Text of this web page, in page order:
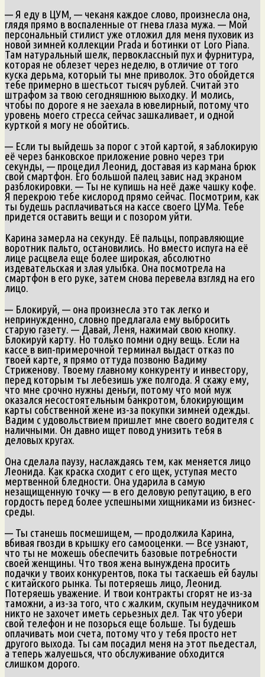
— Я еду в ЦУМ, — чеканя каждое слово, произнесла она,
глядя прямо в воспаленные от гнева глаза мужа. — Мой
персональный стилист уже отложил для меня пуховик из
новой зимней коллекции Prada и ботинки от Loro Piana.
Там натуральный шелк, первоклассный пух и фурнитура,
которая не облезет через неделю, в отличие от того
куска дерьма, который ты мне приволок. Это обойдется
тебе примерно в шестьсот тысяч рублей. Считай это
штрафом за твою сегодняшнюю выходку. И молись,
чтобы по дороге я не заехала в ювелирный, потому что
уровень моего стресса сейчас зашкаливает, и одной
курткой я могу не обойтись.
— Если ты выйдешь за порог с этой картой, я заблокирую
её через банковское приложение ровно через три
секунды, — процедил Леонид, доставая из кармана брюк
свой смартфон. Его большой палец завис над экраном
разблокировки. — Ты не купишь на неё даже чашку кофе.
Я перекрою тебе кислород прямо сейчас. Посмотрим, как
ты будешь расплачиваться на кассе своего ЦУМа. Тебе
придется оставить вещи и с позором уйти.
Карина замерла на секунду. Её пальцы, поправляющие
воротник пальто, остановились. Но вместо испуга на её
лице расцвела еще более широкая, абсолютно
издевательская и злая улыбка. Она посмотрела на
смартфон в его руке, затем снова перевела взгляд на его
лицо.
— Блокируй, — она произнесла это так легко и
непринужденно, словно предлагала ему выбросить
старую газету. — Давай, Леня, нажимай свою кнопку.
Блокируй карту. Но только помни одну вещь. Если на
кассе в вип-примерочной терминал выдаст отказ по
твоей карте, я прямо оттуда позвоню Вадиму
Стриженову. Твоему главному конкуренту и инвестору,
перед которым ты лебезишь уже полгода. Я скажу ему,
что мне срочно нужны деньги, потому что мой муж
оказался несостоятельным банкротом, блокирующим
карты собственной жене из-за покупки зимней одежды.
Вадим с удовольствием пришлет мне своего водителя с
наличными. Он давно ищет повод унизить тебя в
деловых кругах.
Она сделала паузу, наслаждаясь тем, как меняется лицо
Леонида. Как краска сходит с его щек, уступая место
мертвенной бледности. Она ударила в самую
незащищенную точку — в его деловую репутацию, в его
гордость перед более успешными хищниками из бизнес-
среды.
— Ты станешь посмешищем, — продолжила Карина,
вбивая гвозди в крышку его самооценки. — Все узнают,
что ты не можешь обеспечить базовые потребности
своей женщины. Что твоя жена вынуждена просить
подачки у твоих конкурентов, пока ты таскаешь ей баулы
с китайского рынка. Ты потеряешь лицо, Леонид.
Потеряешь уважение. И твои контракты сгорят не из-за
таможни, а из-за того, что с жалким, скупым неудачником
никто не захочет иметь серьезных дел. Так что убери
свой телефон и не позорься еще больше. Ты будешь
оплачивать мои счета, потому что у тебя просто нет
другого выхода. Ты сам посадил меня на этот пьедестал,
а теперь жалуешься, что обслуживание обходится
слишком дорого.